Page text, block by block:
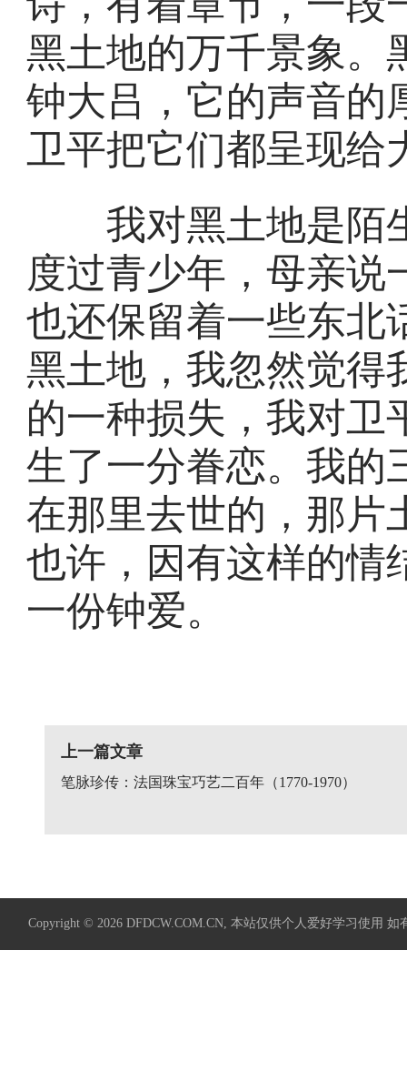
黑土地的万千景象。
钟大吕，它的声音的
卫平把它们都呈现给
我对黑土地是陌
度过青少年，母亲说
也还保留着一些东北
黑土地，我忽然觉得
的一种损失，我对卫
生了一分眷恋。我的
在那里去世的，那片
也许，因有这样的情
一份钟爱。
上一篇文章
笔脉珍传：法国珠宝巧艺二百年（1770-1970）
Copyright © 2026 DFDCW.COM.CN, 本站仅供个人爱好学习使用 如